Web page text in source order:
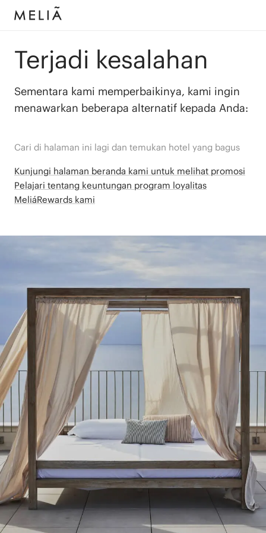
Terjadi kesalahan
Sementara kami memperbaikinya, kami ingin
menawarkan beberapa alternatif kepada Anda:
Cari di halaman ini lagi dan temukan hotel yang bagus
Kunjungi halaman beranda kami untuk melihat promosi
Pelajari tentang keuntungan program loyalitas
MeliáRewards kami